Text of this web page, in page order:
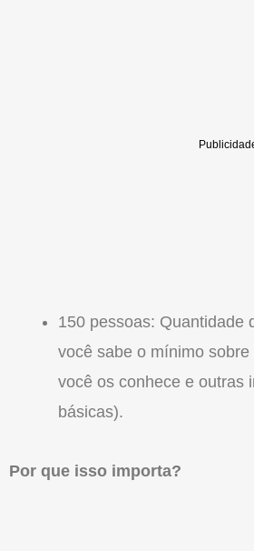
150 pessoas: Quantidade
você sabe o mínimo
você os conhece e outras
básicas).
Por que isso importa?